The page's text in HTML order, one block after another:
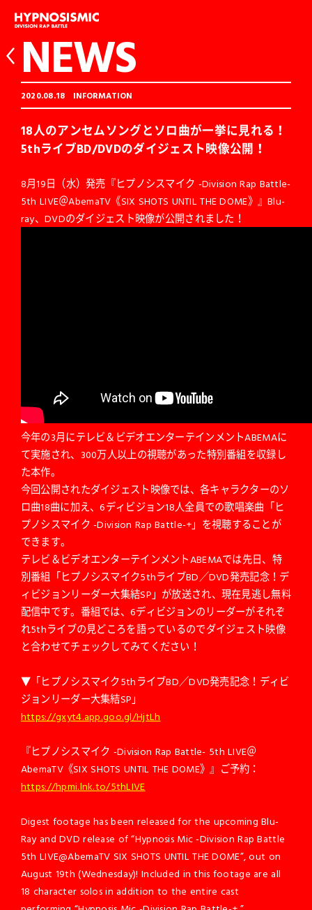
NEWS
2020.08.18 INFORMATION
18人のアンセムソングとソロ曲が一挙に見れる！
5thライブBD/DVDのダイジェスト映像公開！
8月19日（水）発売『ヒプノシスマイク -Division Rap Battle-
5th LIVE＠AbemaTV《SIX SHOTS UNTIL THE DOME》』Blu-
ray、DVDのダイジェスト映像が公開されました！
今年の3月にテレビ＆ビデオエンターテインメントABEMAに
て実施され、300万人以上の視聴があった特別番組を収録し
た本作。
今回公開されたダイジェスト映像では、各キャラクターのソ
ロ曲18曲に加え、6ディビジョン18人全員での歌唱楽曲「ヒ
プノシスマイク -Division Rap Battle-+」を視聴することが
できます。
テレビ＆ビデオエンターテインメントABEMAでは先日、特
別番組「ヒプノシスマイク5thライブBD／DVD発売記念！デ
ィビジョンリーダー大集結SP」が放送され、現在見逃し無料
配信中です。番組では、6ディビジョンのリーダーがそれぞ
れ5thライブの見どころを語っているのでダイジェスト映像
と合わせてチェックしてみてください！
▼「ヒプノシスマイク5thライブBD／DVD発売記念！ディビ
ジョンリーダー大集結SP」
https://gxyt4.app.goo.gl/HjtLh
『ヒプノシスマイク -Division Rap Battle- 5th LIVE＠
AbemaTV《SIX SHOTS UNTIL THE DOME》』ご予約：
https://hpmi.lnk.to/5thLIVE
Digest footage has been released for the upcoming Blu-
Ray and DVD release of “Hypnosis Mic -Division Rap Battle
5th LIVE@AbemaTV SIX SHOTS UNTIL THE DOME”, out on
August 19th (Wednesday)! Included in this footage are all
18 character solos in addition to the entire cast